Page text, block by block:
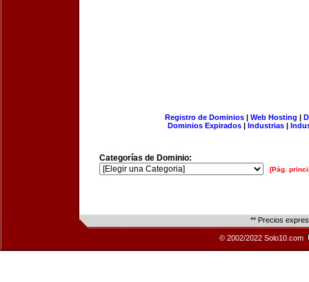
Registro de Dominios| Web Hosting |
Dominios Expirados | Industrias |
Categorías de Dominio:
[Pág.
** Precios
© 2002/2022 Solo10.com